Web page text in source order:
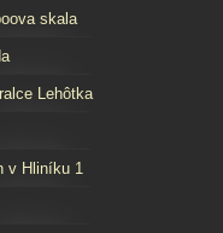
skala
Lehôtka
v Hliníku 1